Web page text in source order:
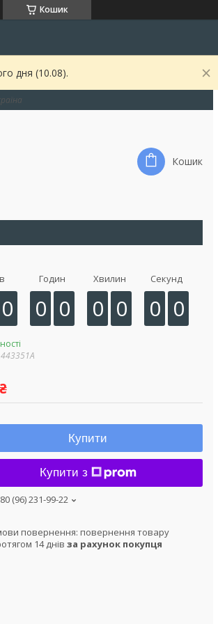
Кошик
дня (10.08).
Кошик
0
Годин
0 0
Хвилин
0 0
Секунд
0 0
Купити
Купити з
(96) 231-99-22
повернення товару
14 днів за рахунок покупця